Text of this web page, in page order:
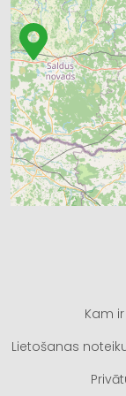
Kam
Lietošanas